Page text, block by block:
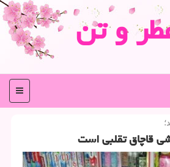
و تن
منو